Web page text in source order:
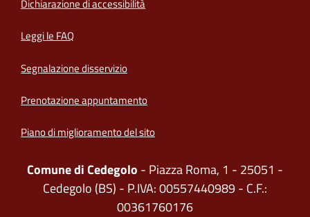
Dichiarazione di accessibilità
Leggi le FAQ
Segnalazione disservizio
Prenotazione appuntamento
Piano di miglioramento del sito
Comune di Cedegolo - Piazza Roma, 1 - 25051 -
Cedegolo (BS) - P.IVA: 00557440989 - C.F.:
00361760176